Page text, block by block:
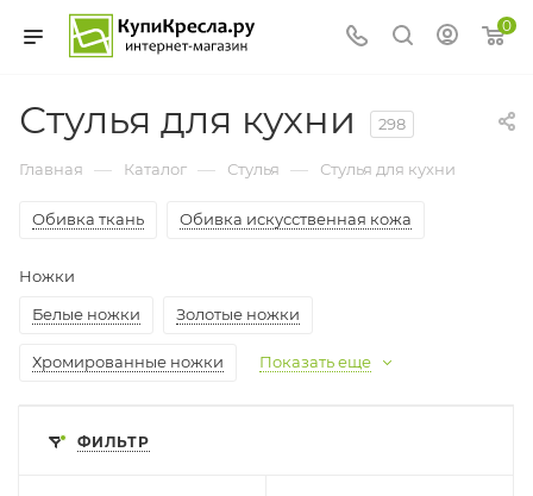
0
Стулья для кухни 298
Главная — Каталог — Стулья — Стулья для кухни
Обивка ткань Обивка искусственная кожа
Ножки
Белые ножки
Золотые ножки
Хромированные ножки Показать еще
ФИЛЬТР